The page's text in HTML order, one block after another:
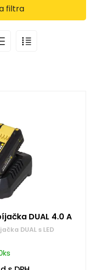
filtra
DUAL 4.0 A
DUAL s LED